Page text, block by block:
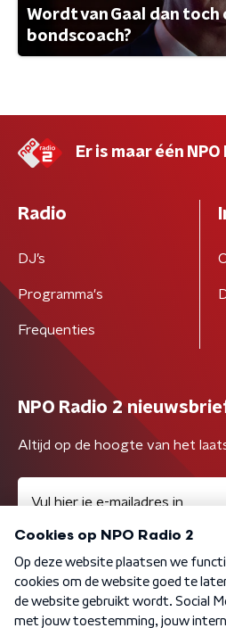
Wordt van Gaal dan toch
bondscoach?
Er is maar één NPO
Radio
DJ’s
Programma's
Frequenties
NPO Radio 2
Altijd op de hoogte van het
Algemene voorwaarden